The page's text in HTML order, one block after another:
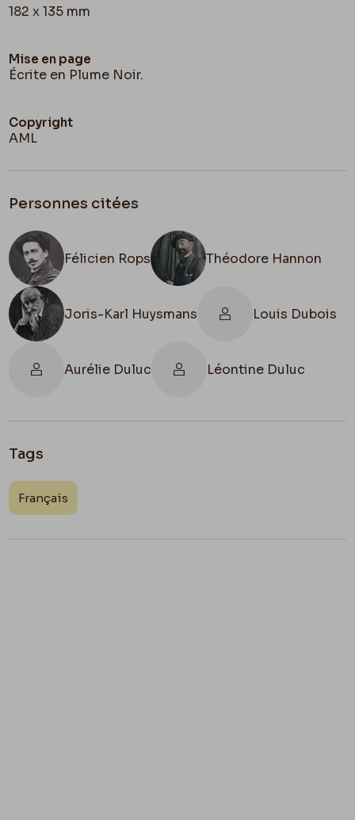
182 x 135 mm
Mise en page
Écrite en Plume Noir.
Copyright
AML
Personnes citées
Félicien Rops Théodore Hannon
Joris-Karl Huysmans Louis Dubois
Aurélie Duluc Léontine Duluc
Tags
Français